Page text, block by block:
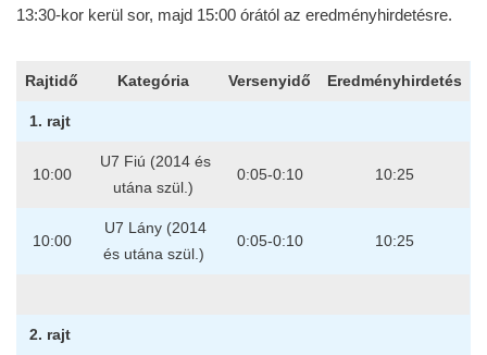
13:30-kor kerül sor, majd 15:00 órától az eredményhirdetésre.
Rajtidő Kategória Versenyidő Eredményhirdetés
1. rajt
10:00
U7 Fiú (2014 és
utána szül.)
0:05-0:10 10:25
10:00
U7 Lány (2014
és utána szül.)
0:05-0:10 10:25
2. rajt